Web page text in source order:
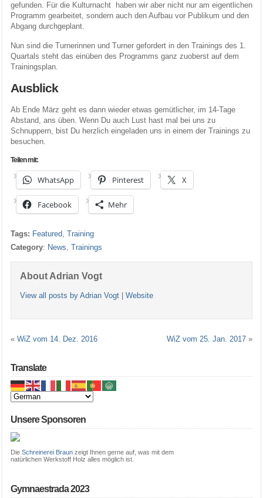
gefunden. Für die Kulturnacht haben wir aber nicht nur am eigentlichen
Programm gearbeitet, sondern auch den Aufbau vor Publikum und den
Abgang durchgeplant.
Nun sind die Turnerinnen und Turner gefordert in den Trainings des 1.
Quartals steht das einüben des Programms ganz zuoberst auf dem
Trainingsplan.
Ausblick
Ab Ende März geht es dann wieder etwas gemütlicher, im 14-Tage
Abstand, ans üben. Wenn Du auch Lust hast mal bei uns zu
Schnuppern, bist Du herzlich eingeladen uns in einem der Trainings zu
besuchen.
Teilen mit:
WhatsApp Pinterest X
Facebook Mehr
Tags: Featured Training
Category: News Trainings
About Adrian Vogt
View all posts by Adrian Vogt| Website
« WiZ vom 14. Dez. 2016 WiZ vom 25. Jan. 2017 »
Translate
Unsere Sponsoren
Die Schreinerei Braunzeigt Ihnen gerne auf, was mit dem
natürlichen Werkstoff Holz alles möglich ist.
Gymnaestrada 2023